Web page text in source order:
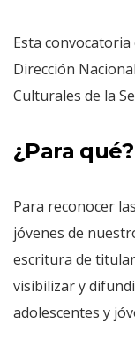
Esta
Dirección
Culturales de la
¿Para qué?
Para reconocer
jóvenes de
escritura de
visibilizar y
adolescentes y